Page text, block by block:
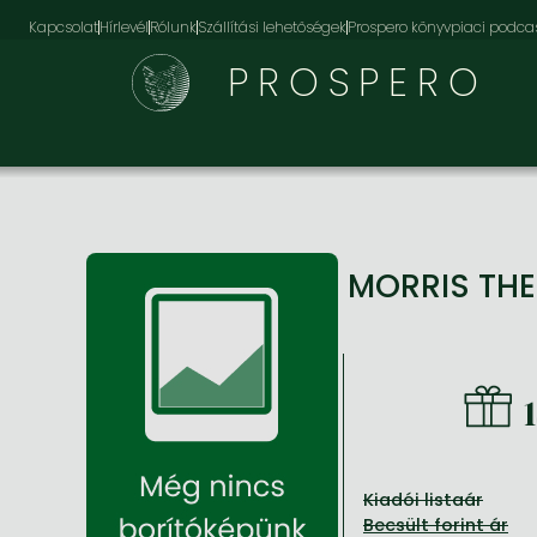
KapcsolatHírlevélRólunkSzállítási lehetőségekProspero könyvpiaci
PROSPERO
MORRIS
Kiadói listaár